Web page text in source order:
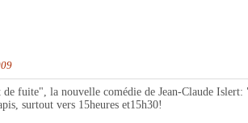
fuite", la nouvelle comédie de Jean-Claude
surtout vers 15heures et15h30!